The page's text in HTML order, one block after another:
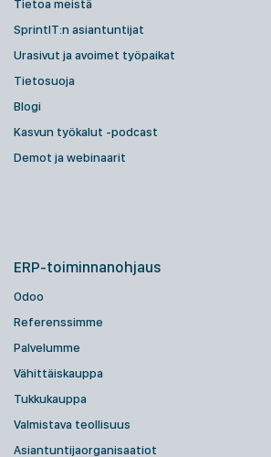
Tietoa meistä
SprintIT:n asiantuntijat
Urasivut ja avoimet työpaikat
Tietosuoja
Blogi
Kasvun työkalut -podcast
Demot ja webinaarit
ERP-toiminnanohjaus
Odoo
Referenssimme
Palvelumme
Vähittäiskauppa
Tukkukauppa
Valmistava teollisuus
Asiantuntijaorganisaatiot